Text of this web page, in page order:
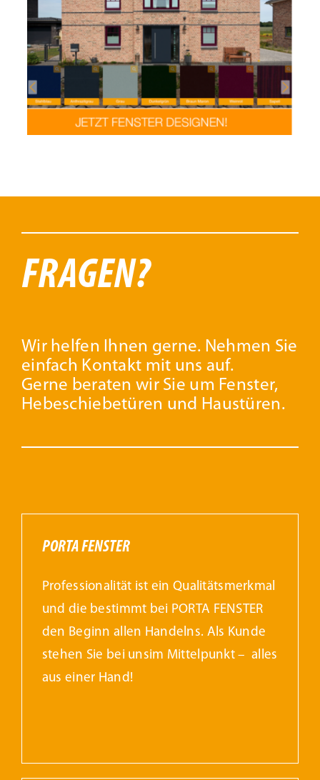
FRAGEN?
Wir helfen Ihnen gerne. Nehmen Sie
einfach Kontakt mit uns auf.
Gerne beraten wir Sie um Fenster,
Hebeschiebetüren und Haustüren.
PORTA FENSTER
Professionalität ist ein Qualitätsmerkmal
und die bestimmt bei PORTA FENSTER
den Beginn allen Handelns. Als Kunde
stehen Sie bei unsim Mittelpunkt – alles
aus einer Hand!